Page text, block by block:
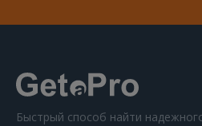
Быстрый способ найти